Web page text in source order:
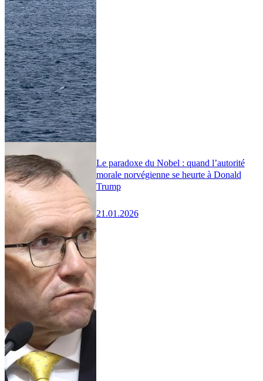
Le paradoxe du Nobel : quand l’autorité
morale norvégienne se heurte à Donald
Trump
21.01.2026